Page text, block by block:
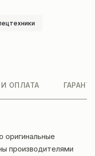
ОПЛАТА
производителями